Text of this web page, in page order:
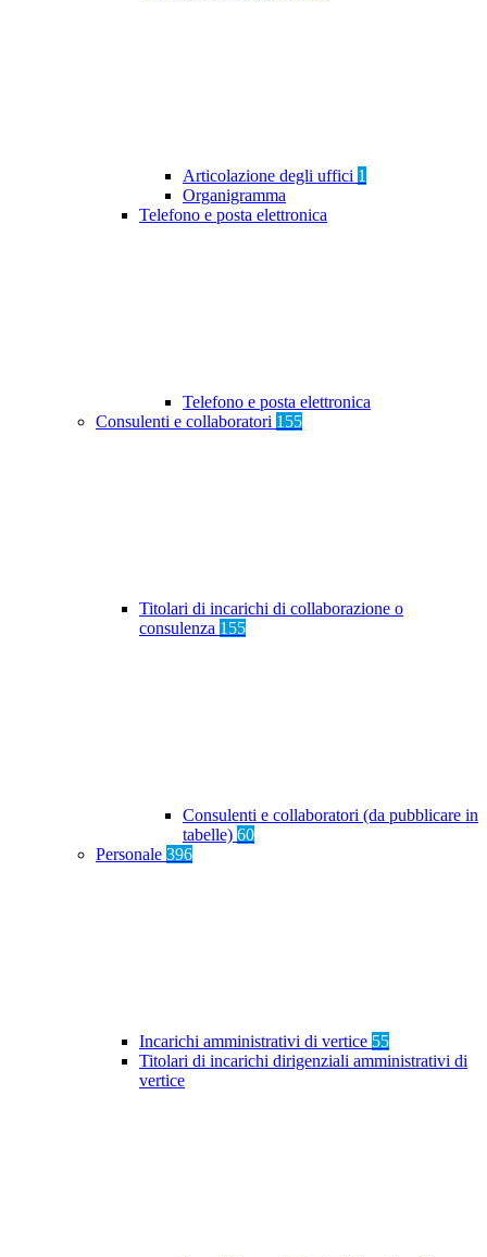
Articolazione degli uffici 1
Organigramma
Telefono e posta elettronica
Telefono e posta elettronica
Consulenti e collaboratori 155
Titolari di incarichi di collaborazione o
consulenza 155
Consulenti e collaboratori (da pubblicare in
tabelle) 60
Personale 396
Incarichi amministrativi di vertice 55
Titolari di incarichi dirigenziali amministrativi di
vertice